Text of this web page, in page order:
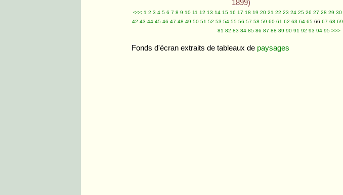
1899)
<<< 1 2 3 4 5 6 7 8 9 10 11 12 13 14 15 16 17 18 19 20 21 22 23 24 25 26 27 28 29 30
42 43 44 45 46 47 48 49 50 51 52 53 54 55 56 57 58 59 60 61 62 63 64 6566 67 68 69
81 82 83 84 85 86 87 88 89 90 91 92 93 94 95 >>>
Fonds d'écran extraits de tableaux de paysages